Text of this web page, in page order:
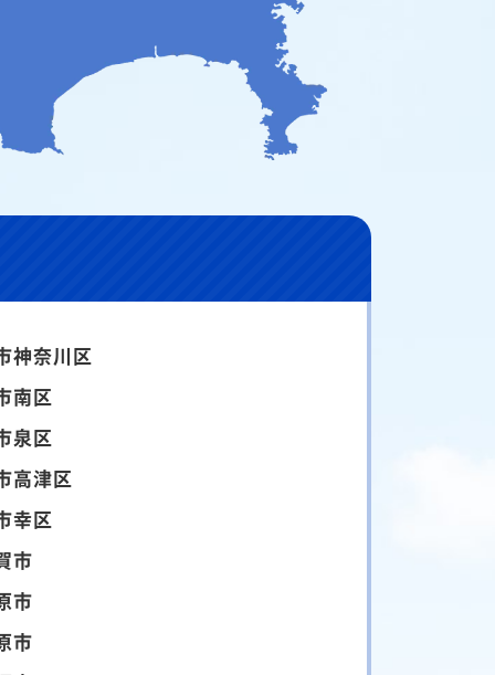
神奈川区
南区
泉区
高津区
幸区
市
市
市